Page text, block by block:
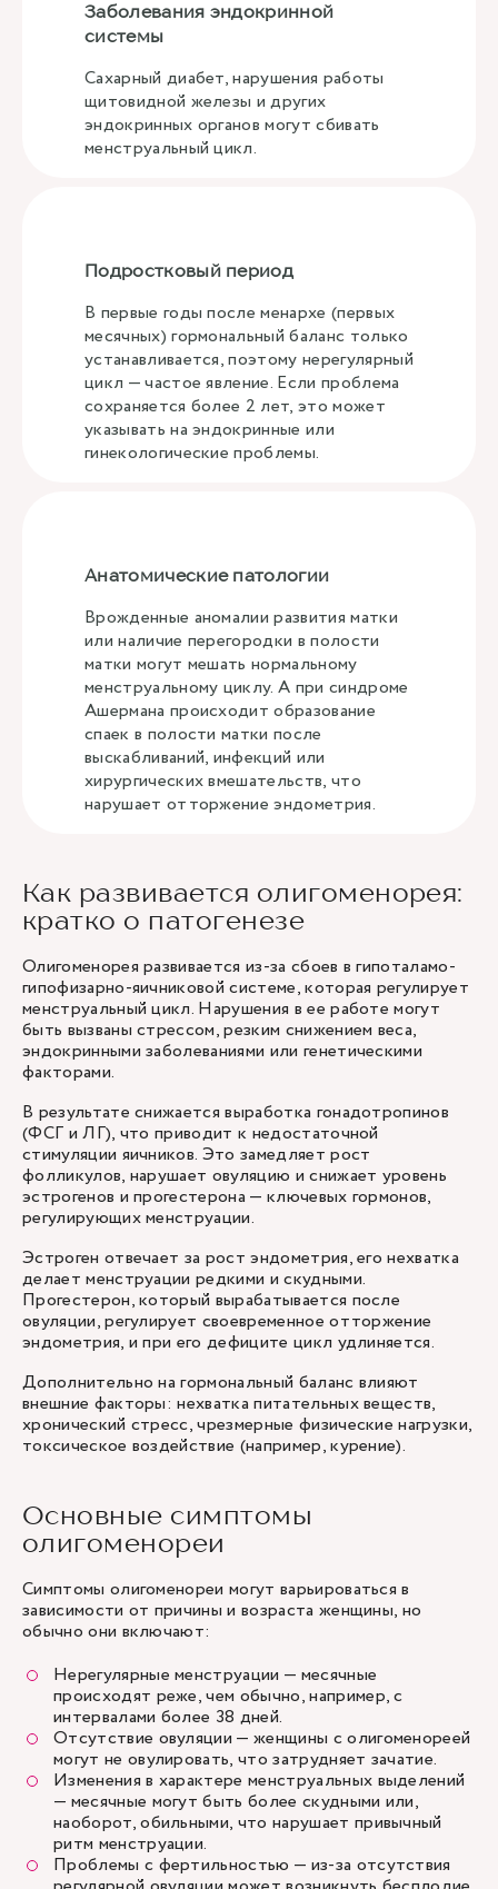
Заболевания эндокринной
системы
Сахарный диабет, нарушения работы
щитовидной железы и других
эндокринных органов могут сбивать
менструальный цикл.
Подростковый период
В первые годы после менархе (первых
месячных) гормональный баланс только
устанавливается, поэтому нерегулярный
цикл — частое явление. Если проблема
сохраняется более 2 лет, это может
указывать на эндокринные или
гинекологические проблемы.
Анатомические патологии
Врожденные аномалии развития матки
или наличие перегородки в полости
матки могут мешать нормальному
менструальному циклу. А при синдроме
Ашермана происходит образование
спаек в полости матки после
выскабливаний, инфекций или
хирургических вмешательств, что
нарушает отторжение эндометрия.
Как развивается олигоменорея:
кратко о патогенезе
Олигоменорея развивается из-за сбоев в гипоталамо-
гипофизарно-яичниковой системе, которая регулирует
менструальный цикл. Нарушения в ее работе могут
быть вызваны стрессом, резким снижением веса,
эндокринными заболеваниями или генетическими
факторами.
В результате снижается выработка гонадотропинов
(ФСГ и ЛГ), что приводит к недостаточной
стимуляции яичников. Это замедляет рост
фолликулов, нарушает овуляцию и снижает уровень
эстрогенов и прогестерона — ключевых гормонов,
регулирующих менструации.
Эстроген отвечает за рост эндометрия, его нехватка
делает менструации редкими и скудными.
Прогестерон, который вырабатывается после
овуляции, регулирует своевременное отторжение
эндометрия, и при его дефиците цикл удлиняется.
Дополнительно на гормональный баланс влияют
внешние факторы: нехватка питательных веществ,
хронический стресс, чрезмерные физические нагрузки,
токсическое воздействие (например, курение).
Основные симптомы
олигоменореи
Симптомы олигоменореи могут варьироваться в
зависимости от причины и возраста женщины, но
обычно они включают:
Нерегулярные менструации — месячные
происходят реже, чем обычно, например, с
интервалами более 38 дней.
Отсутствие овуляции — женщины с олигоменореей
могут не овулировать, что затрудняет зачатие.
Изменения в характере менструальных выделений
— месячные могут быть более скудными или,
наоборот, обильными, что нарушает привычный
ритм менструации.
Проблемы с фертильностью — из-за отсутствия